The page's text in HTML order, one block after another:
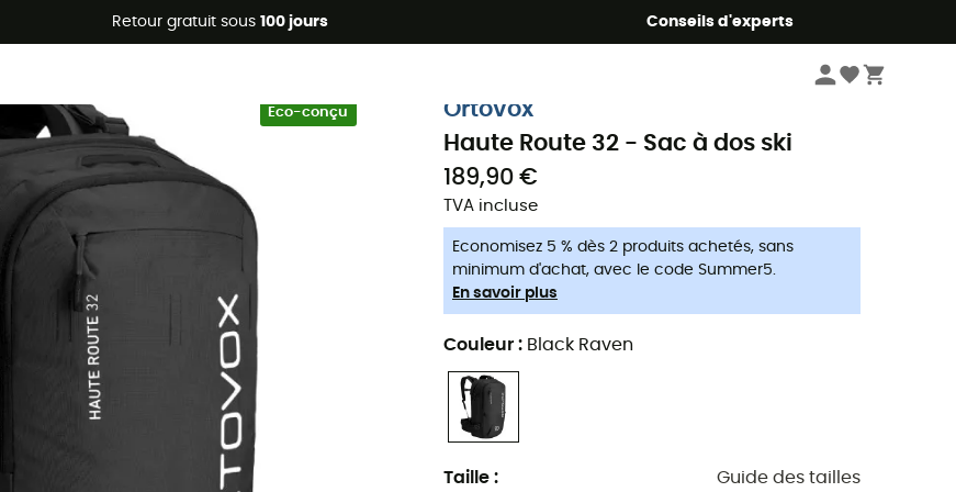
Retour gratuit sous 100 jours Conseils d'experts
Promos d'été 🔥 -5 % EXTRA dès 2 produits* code Summer5
Eco-conçu
Ortovox
Haute Route 32 - Sac à dos ski
189,90 €
TVA incluse
Economisez 5 % dès 2 produits achetés, sans
minimum d'achat, avec le code Summer5.
En savoir plus
Couleur : Black Raven
Taille : Guide des tailles